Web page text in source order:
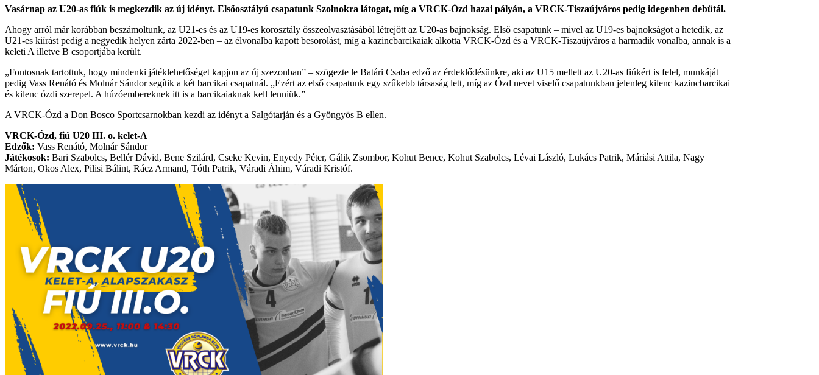
Vasárnap az U20-as fiúk is megkezdik az új idényt. Elsőosztályú csapatunk Szolnokra látogat, míg a VRCK-Ózd hazai pályán, a VRCK-Tiszaújváros pedig idegenben debütál.
Ahogy arról már korábban beszámoltunk, az U21-es és az U19-es korosztály összeolvasztásából létrejött az U20-as bajnokság. Első csapatunk – mivel az U19-es bajnokságot a hetedik, az
U21-es kiírást pedig a negyedik helyen zárta 2022-ben – az élvonalba kapott besorolást, míg a kazincbarcikaiak alkotta VRCK-Ózd és a VRCK-Tiszaújváros a harmadik vonalba, annak is a
keleti A illetve B csoportjába került.
„Fontosnak tartottuk, hogy mindenki játéklehetőséget kapjon az új szezonban” – szögezte le Batári Csaba edző az érdeklődésünkre, aki az U15 mellett az U20-as fiúkért is felel, munkáját
pedig Vass Renátó és Molnár Sándor segítik a két barcikai csapatnál. „Ezért az első csapatunk egy szűkebb társaság lett, míg az Ózd nevet viselő csapatunkban jelenleg kilenc kazincbarcikai
és kilenc ózdi szerepel. A húzóembereknek itt is a barcikaiaknak kell lenniük.”
A VRCK-Ózd a Don Bosco Sportcsarnokban kezdi az idényt a Salgótarján és a Gyöngyös B ellen.
VRCK-Ózd, fiú U20 III. o. kelet-A
Edzők: Vass Renátó, Molnár Sándor
Játékosok: Bari Szabolcs, Bellér Dávid, Bene Szilárd, Cseke Kevin, Enyedy Péter, Gálik Zsombor, Kohut Bence, Kohut Szabolcs, Lévai László, Lukács Patrik, Máriási Attila, Nagy
Márton, Okos Alex, Pilisi Bálint, Rácz Armand, Tóth Patrik, Váradi Áhim, Váradi Kristóf.